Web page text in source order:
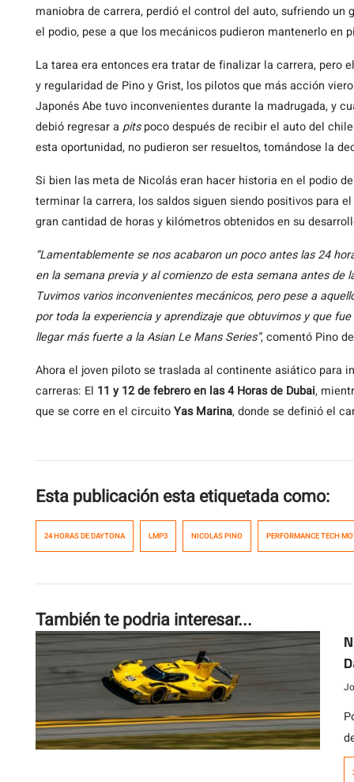
maniobra de carrera, perdió el control del auto, sufriendo
el podio, pese a que los mecánicos pudieron mantenerlo en
La tarea era entonces era tratar de finalizar la carrera, pero
y regularidad de Pino y Grist, los pilotos que más acción
Japonés Abe tuvo inconvenientes durante la madrugada, y
debió regresar a pitspoco después de recibir el auto del
esta oportunidad, no pudieron ser resueltos, tomándose la
Si bien las meta de Nicolás eran hacer historia en el podio
terminar la carrera, los saldos siguen siendo positivos para
gran cantidad de horas y kilómetros obtenidos en su
“Lamentablemente se nos acabaron un poco antes las 24
en la semana previa y al comienzo de esta semana antes de
Tuvimos varios inconvenientes mecánicos, pero pese a
por toda la experiencia y aprendizaje que obtuvimos y que
llegar más fuerte a la Asian Le Mans Series”, comentó Pino
Ahora el joven piloto se traslada al continente asiático para
carreras: El 11 y 12 de febrero en las 4 Horas de Dubai,
que se corre en el circuitoYas Marina, donde se definió el
Esta publicación esta etiquetada como:
24 HORAS DE DAYTONA LMP3 NICOLAS PINO PERFORMANCE TECH
También te podria interesar...